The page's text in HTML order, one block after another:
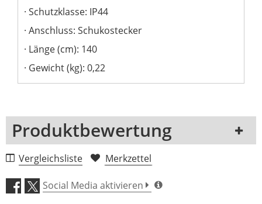
Schutzklasse: IP44
Anschluss: Schukostecker
Länge (cm): 140
Gewicht (kg): 0,22
Produktbewertung
1 Rezension
5 Sterne
4 Sterne
Vergleichsliste Merkzettel
Social Media aktivieren